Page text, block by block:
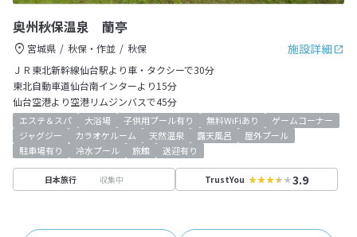
奥州秋保温泉 蘭亭
施設詳細
宮城県 秋保・作並
秋保
ＪＲ東北新幹線仙台駅より車・タクシーで30分
東北自動車道仙台南インターより15分
仙台空港より空港リムジンバスで45分
エステ＆スパ 大浴場 子供用プール有り 無料WiFiあり
ゲームコーナー
ジャグジー
カラオケルーム 天然温泉 露天風呂
屋外プール
駐車場有り
冷水プール 旅館 送迎有り
日本旅行 収集中 TrustYou 3.9